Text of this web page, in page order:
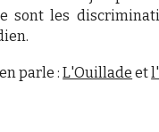
sont les
parle :L'Ouillade et